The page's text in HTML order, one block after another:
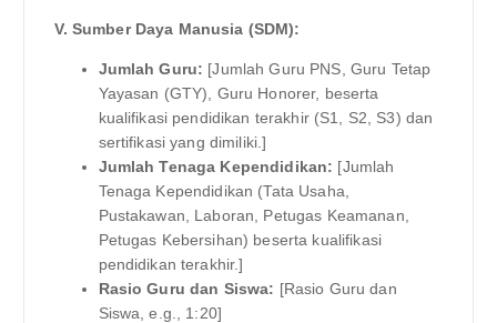
V. Sumber Daya Manusia (SDM):
Jumlah Guru: [Jumlah Guru PNS, Guru Tetap
Yayasan (GTY), Guru Honorer, beserta
kualifikasi pendidikan terakhir (S1, S2, S3) dan
sertifikasi yang dimiliki.]
Jumlah Tenaga Kependidikan: [Jumlah
Tenaga Kependidikan (Tata Usaha,
Pustakawan, Laboran, Petugas Keamanan,
Petugas Kebersihan) beserta kualifikasi
pendidikan terakhir.]
Rasio Guru dan Siswa: [Rasio Guru dan
Siswa, e.g., 1:20]